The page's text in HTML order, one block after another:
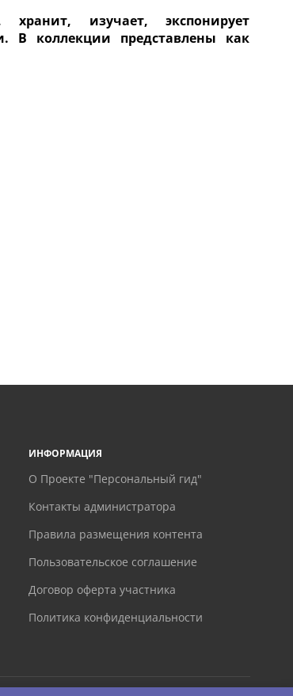
хранит, изучает, экспонирует
В коллекции представлены как
ИНФОРМАЦИЯ
О Проекте "Персональный гид"
Контакты администратора
Правила размещения контента
Пользовательское соглашение
Договор оферта участника
Политика конфиденциальности